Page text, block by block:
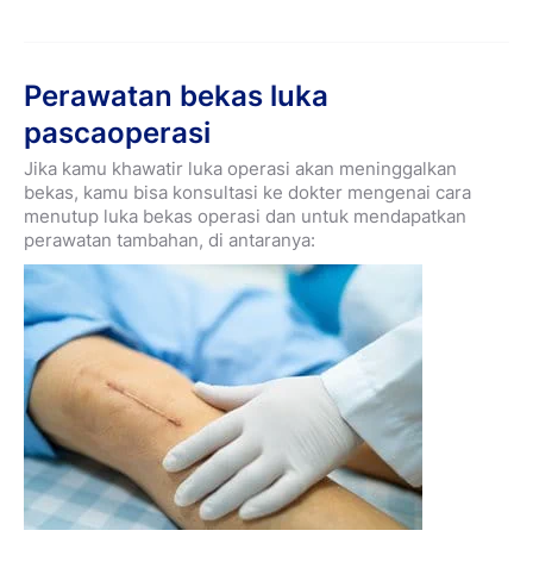
Perawatan bekas luka
pascaoperasi
Jika kamu khawatir luka operasi akan meninggalkan
bekas, kamu bisa konsultasi ke dokter mengenai cara
menutup luka bekas operasi dan untuk mendapatkan
perawatan tambahan, di antaranya: